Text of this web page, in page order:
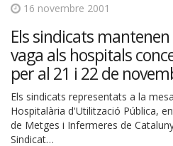
16 novembre 2001
Els sindicats
vaga als hospitals
per al 21 i 22 de
Els sindicats representats a la
Hospitalària d'Utilització Pública,
de Metges i Infermeres de
Sindicat…